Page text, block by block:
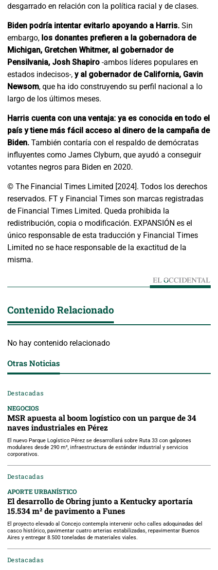
desgarrado en relación con la política racial y de clases.
Biden podría intentar evitarlo apoyando a Harris. Sin
embargo, los donantes prefieren a la gobernadora de
Michigan, Gretchen Whitmer, al gobernador de
Pensilvania, Josh Shapiro -ambos líderes populares en
estados indecisos-, y al gobernador de California, Gavin
Newsom, que ha ido construyendo su perfil nacional a lo
largo de los últimos meses.
Harris cuenta con una ventaja: ya es conocida en todo el
país y tiene más fácil acceso al dinero de la campaña de
Biden. También contaría con el respaldo de demócratas
influyentes como James Clyburn, que ayudó a conseguir
votantes negros para Biden en 2020.
© The Financial Times Limited [2024]. Todos los derechos
reservados. FT y Financial Times son marcas registradas
de Financial Times Limited. Queda prohibida la
redistribución, copia o modificación. EXPANSIÓN es el
único responsable de esta traducción y Financial Times
Limited no se hace responsable de la exactitud de la
misma.
Contenido Relacionado
No hay contenido relacionado
Otras Noticias
Destacadas
NEGOCIOS
MSR apuesta al boom logístico con un parque de 34
naves industriales en Pérez
El nuevo Parque Logístico Pérez se desarrollará sobre Ruta 33 con galpones
modulares desde 290 m², infraestructura de estándar industrial y servicios
corporativos.
Destacadas
APORTE URBANÍSTICO
El desarrollo de Obring junto a Kentucky aportaría
15.534 m² de pavimento a Funes
El proyecto elevado al Concejo contempla intervenir ocho calles adoquinadas del
casco histórico, pavimentar cuatro arterias estabilizadas, repavimentar Buenos
Aires y entregar 8.500 toneladas de materiales viales.
Destacadas